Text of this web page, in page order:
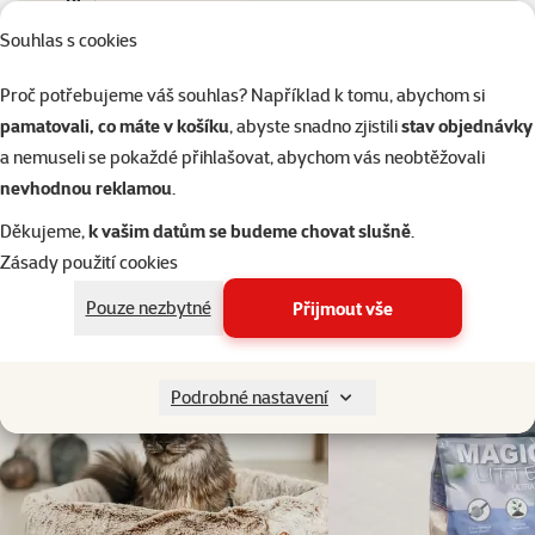
Souhlas s cookies
Proč potřebujeme váš souhlas? Například k tomu, abychom si
pamatovali, co máte v košíku, abyste snadno zjistilistav objednávky
a nemuseli se pokaždé přihlašovat, abychom vás neobtěžovali
nevhodnou reklamou.
Děkujeme,k vašim datům se budeme chovat slušně.
Zásady použití cookies
Pouze nezbytné
Přijmout vše
Podrobné nastavení
Barva